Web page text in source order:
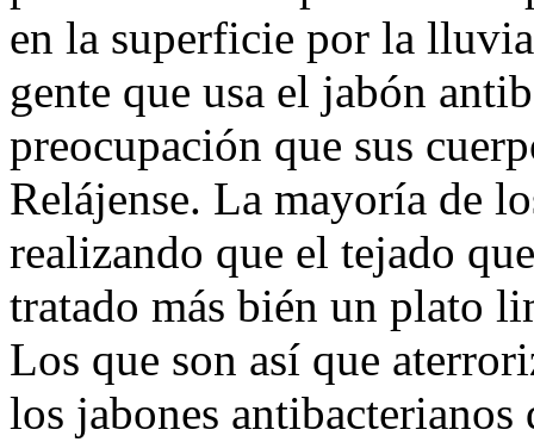
en la superficie por la
gente que usa el jabón
preocupación que sus
Relájense. La mayoría de
realizando que el tejado
tratado más bién un plato
Los que son así que
los jabones